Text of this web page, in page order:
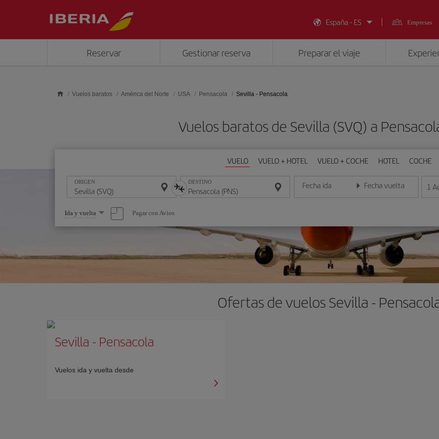
España - ES
Empresas
Reservar Gestionar reserva Preparar el viaje
Vuelos baratos América del Norte USA Pensacola Sevilla - Pensacola
Vuelos baratos de Sevilla (SVQ) a
VUELO VUELO + HOTEL VUELO + COCHE HOTEL COCHE
ORIGEN DESTINO Fecha ida
Introduce la fecha en formato día/mes/año
Fecha vuelta
Introduce la fecha en 1
Seleccione
una
opción
Ida y vuelta Pagar con Avios
Ofertas de vuelos Sevilla -
Sevilla - Pensacola
Vuelos ida y vuelta desde